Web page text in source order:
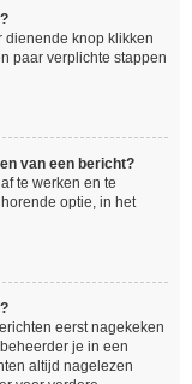
dienende knop klikken
paar verplichte stappen
van een bericht?
te werken en te
optie, in het
eerst nagekeken
je in een
altijd nagelezen